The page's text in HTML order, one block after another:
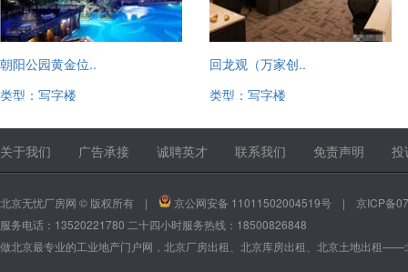
朝阳公园黄金位..
类型：写字楼
13520221780
回龙观（万家创..
类型：写字楼
13520221780
关于我们
广告承接 诚聘英才 联系我们 免责声明 投
北京无忧厂房网 © 版权所有 | 京公网安备 11011502004519号 | 京ICP备
服务电话：13520221780 二十四小时服务热线：18500826848
做北京最专业的工业地产门户网，北京厂房出租、北京库房出租、北京土地出租